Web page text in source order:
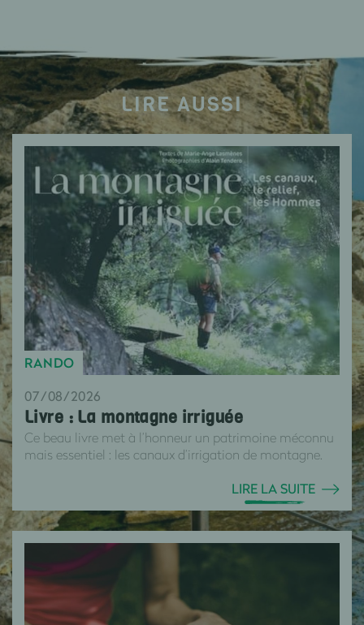
LIRE AUSSI
RANDO
07/08/2026
Livre : La montagne irriguée
Ce beau livre met à l’honneur un patrimoine méconnu
mais essentiel : les canaux d’irrigation de montagne.
LIRE LA SUITE